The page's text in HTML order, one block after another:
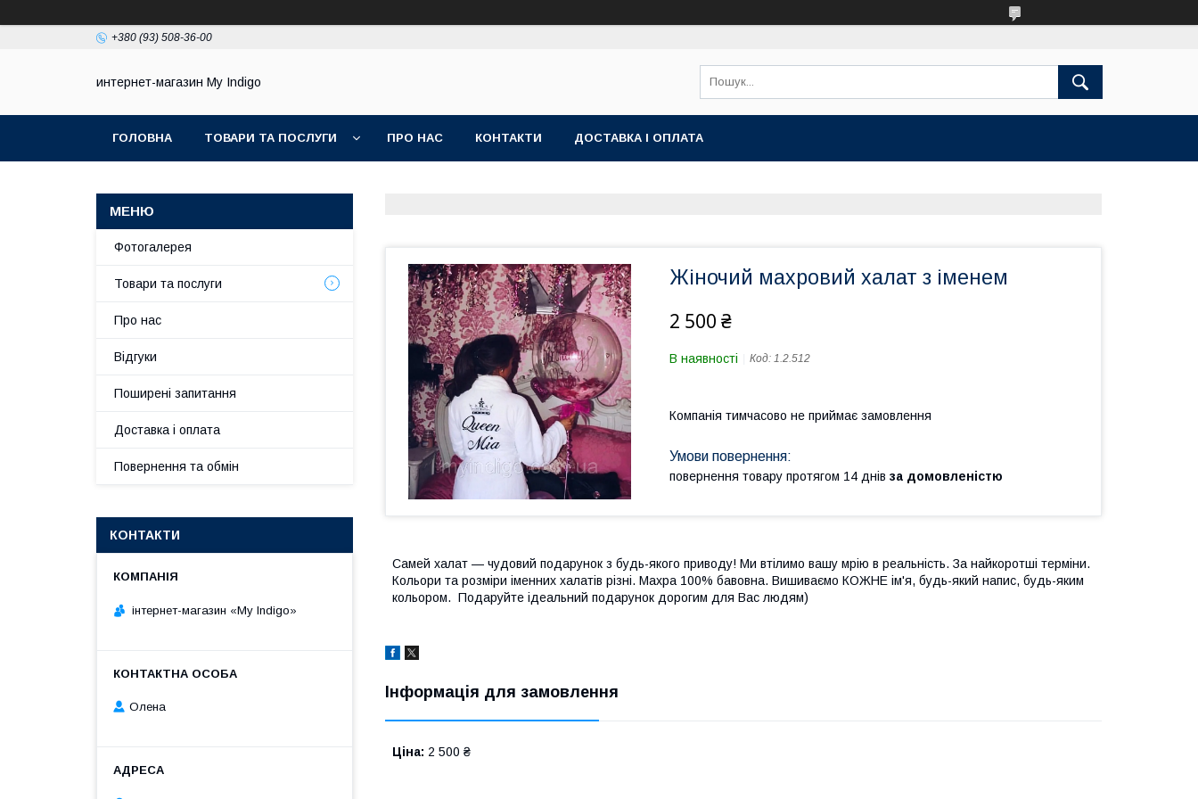
+380 (93) 508-36-00
интернет-магазин My Indigo
ГОЛОВНА ТОВАРИ ТА ПОСЛУГИ ПРО НАС КОНТАКТИ ДОСТАВКА І ОПЛАТА
Жіночий махровий халат з іменем
2 500 ₴
В наявності Код: 1.2.512
Компанія тимчасово не приймає замовлення
повернення товару протягом 14 днів за домовленістю
Самей халат — чудовий подарунок з будь-якого приводу! Ми втілимо вашу мрію в реальність. За найкоротші терміни.
Кольори та розміри іменних халатів різні. Махра 100% бавовна. Вишиваємо КОЖНЕ ім'я, будь-який напис, будь-яким
кольором. Подаруйте ідеальний подарунок дорогим для Вас людям)
Інформація для замовлення
Ціна: 2 500 ₴
Фотогалерея
Товари та послуги
Про нас
Відгуки
Поширені запитання
Доставка і оплата
Повернення та обмін
КОНТАКТИ
інтернет-магазин «My Indigo»
Олена